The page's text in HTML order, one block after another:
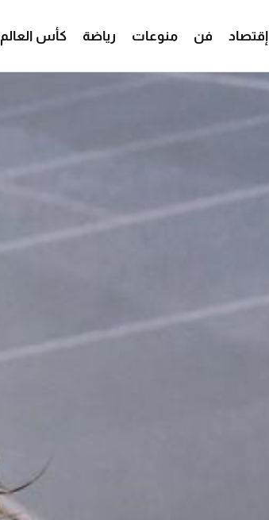
إقتصاد فن منوعات رياضة كأس العالم